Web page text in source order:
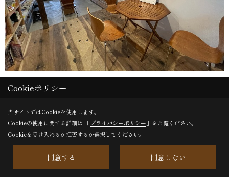
Cookieポリシー
当サイトではCookieを使用します。
Cookieの使用に関する詳細は 「プライバシーポリシー 」をご覧ください。
Cookieを受け入れるか拒否するか選択してください。
同意する 同意しない